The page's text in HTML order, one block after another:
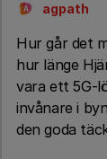
A agpath
Hur går det
hur länge
vara ett 5G-
invånare i
den goda